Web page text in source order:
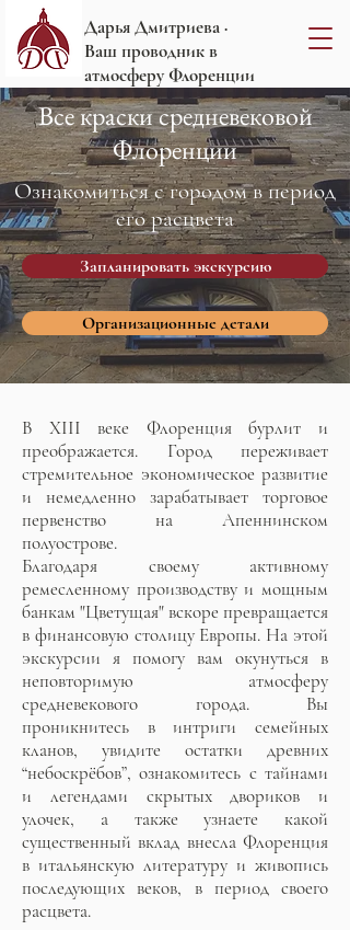
Дарья Дмитриева ·
Ваш проводник в
атмосферу Флоренции
Все краски средневековой
Флоренции
Ознакомиться с городом в период
его расцвета
Запланировать экскурсию
Организационные детали
В XIII веке Флоренция бурлит и
преображается. Город переживает
стремительное экономическое развитие
и немедленно зарабатывает торговое
первенство на Апеннинском
полуострове.
Благодаря своему активному
ремесленному производству и мощным
банкам "Цветущая" вскоре превращается
в финансовую столицу Европы. На этой
экскурсии я помогу вам окунуться в
неповторимую атмосферу
средневекового города. Вы
проникнитесь в интриги семейных
кланов, увидите остатки древних
“небоскрёбов”, ознакомитесь с тайнами
и легендами скрытых двориков и
улочек, а также узнаете какой
существенный вклад внесла Флоренция
в итальянскую литературу и живопись
последующих веков, в период своего
расцвета.